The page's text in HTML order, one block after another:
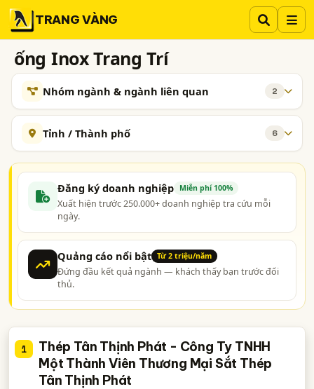
TRANG VÀNG
ống Inox Trang Trí
Nhóm ngành & ngành liên quan 2
Tỉnh / Thành phố 6
Hà Nội TP. Hồ Chí Minh (TPHCM)
Đồng Nai
Bình Dương
Tp. Đà Nẵng Hưng Yên
Đăng ký doanh nghiệp Miễn phí 100%
Xuất hiện trước 250.000+ doanh nghiệp tra cứu mỗi
ngày.
Quảng cáo nổi bật Từ 2 triệu/năm
Đứng đầu kết quả ngành — khách thấy bạn trước đối
thủ.
1
Thép Tân Thịnh Phát - Công Ty TNHH
Một Thành Viên Thương Mại Sắt Thép
Tân Thịnh Phát